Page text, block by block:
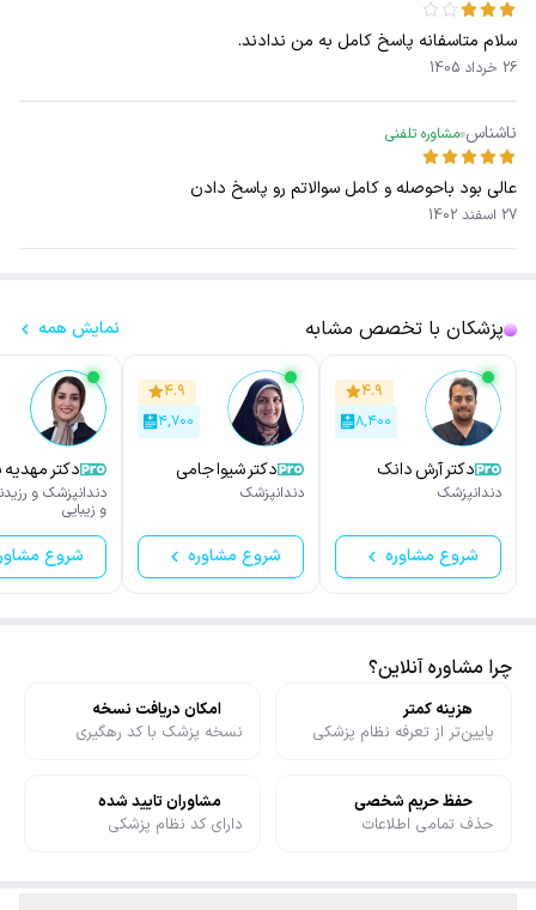
سلام متاسفانه پاسخ کامل به من ندادند.
26 خرداد 1405
ناشناس مشاوره تلفنی
عالی بود باحوصله و کامل سوالاتم رو پاسخ دادن
27 اسفند 1402
پزشکان با تخصص مشابه نمایش همه
۴.۹
۸,۴۰۰
دکتر آرش دانک
دندانپزشک
شروع مشاوره
۴.۹
۴,۷۰۰
دکتر شیوا جامی
دندانپزشک
شروع مشاوره
دکتر مهدیه
دندانپزشک و
و زیبایی
شروع
چرا مشاوره آنلاین؟
هزینه کمتر
پایین‌تر از تعرفه نظام پزشکی
امکان دریافت نسخه
نسخه پزشک با کد رهگیری
حفظ حریم شخصی
حذف تمامی اطلاعات
مشاوران تایید شده
دارای کد نظام پزشکی